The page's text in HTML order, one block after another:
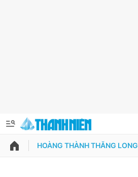
QUẢNG CÁO
HOÀNG THÀNH THĂNG LONG